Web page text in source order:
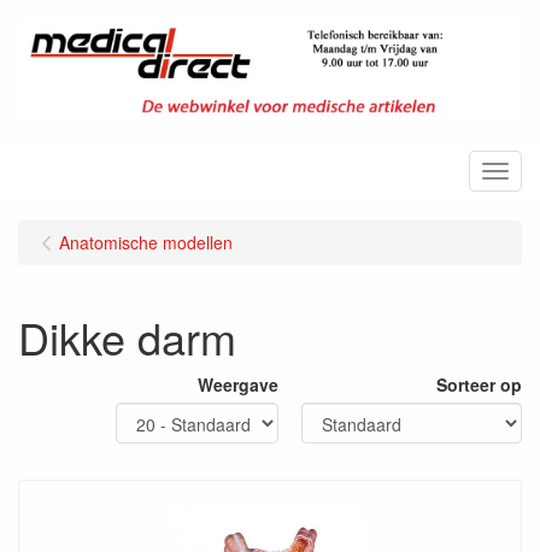
Menu
Anatomische modellen
Dikke darm
Weergave Sorteer op